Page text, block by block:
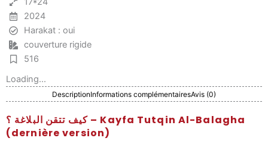
2024
Harakat : oui
couverture rigide
516
Loading...
DescriptionInformations complémentairesAvis (0)
كيف تتقن البلاغة ؟ – Kayfa Tutqin Al-Balagha
(dernière version)